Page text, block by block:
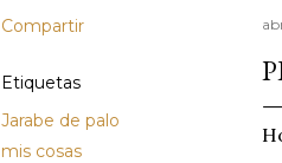
Compartir
Etiquetas
Jarabe de palo
mis cosas